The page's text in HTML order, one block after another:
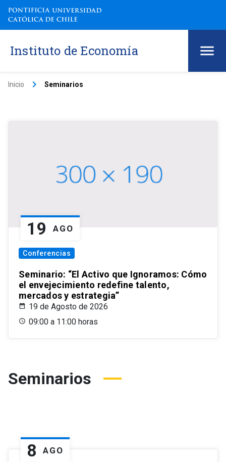
Instituto de Economía
Inicio keyboard_arrow_right Seminarios
19 AGO
Conferencias
Seminario: “El Activo que Ignoramos: Cómo
el envejecimiento redefine talento,
mercados y estrategia”
19 de Agosto de 2026
09:00 a 11:00 horas
Seminarios
8 AGO